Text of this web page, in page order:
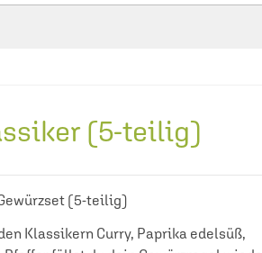
(5-teilig)
(5-teilig)
Klassikern Curry, Paprika edelsüß,